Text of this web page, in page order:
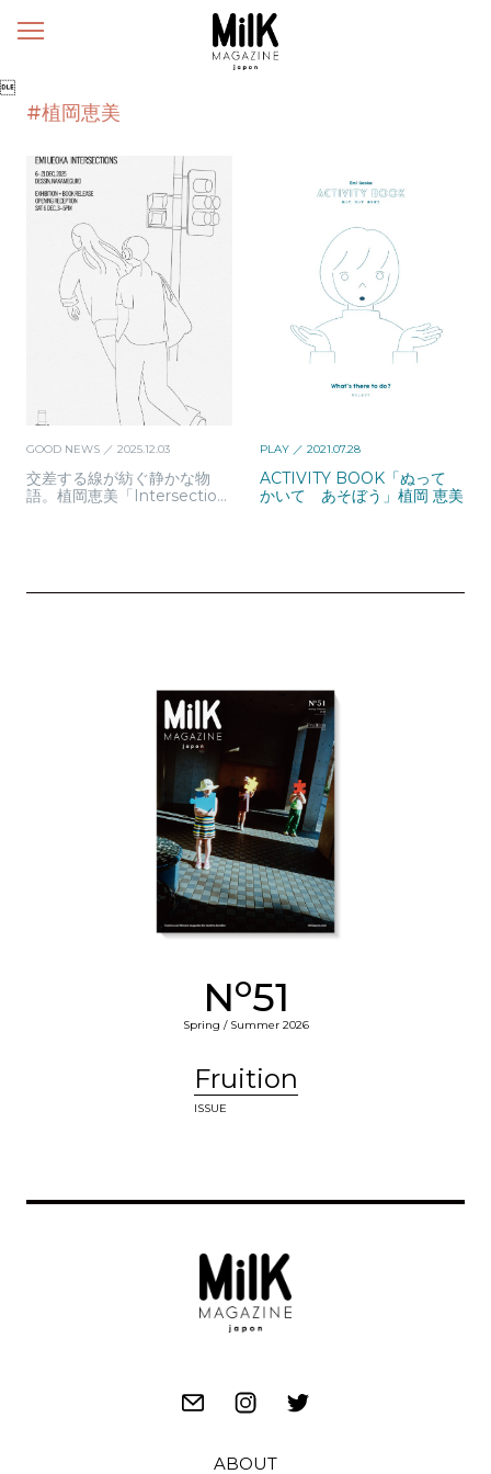
メ

#植岡恵美
GOOD NEWS ／ 2025.12.03
交差する線が紡ぐ静かな物
語。植岡恵美「Intersection
PLAY／ 2021.07.28
ACTIVITY BOOK「ぬって
かいて あそぼう」植岡 恵美
No51
Spring / Summer 2026
Fruition
ISSUE
ABOUT